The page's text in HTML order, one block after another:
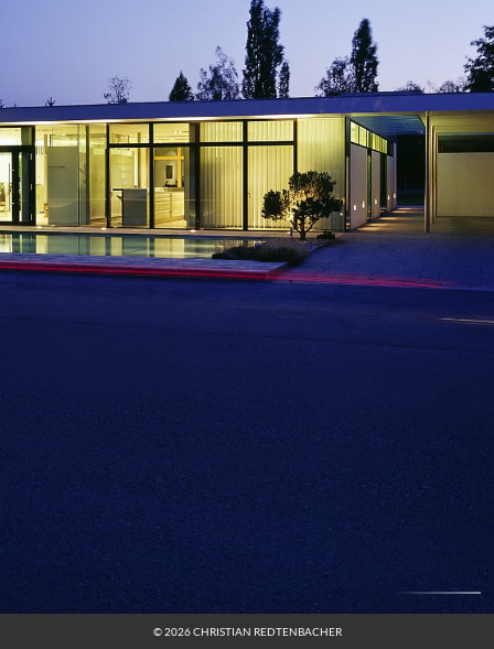
© 2026 CHRISTIAN REDTENBACHER